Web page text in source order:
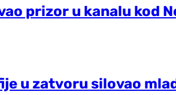
prizor u kanalu kod
u zatvoru silovao